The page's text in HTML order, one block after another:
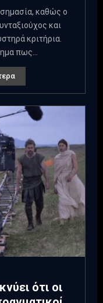
σημασία, καθώς ο
και
κριτήρια.
πως...
ότι οι